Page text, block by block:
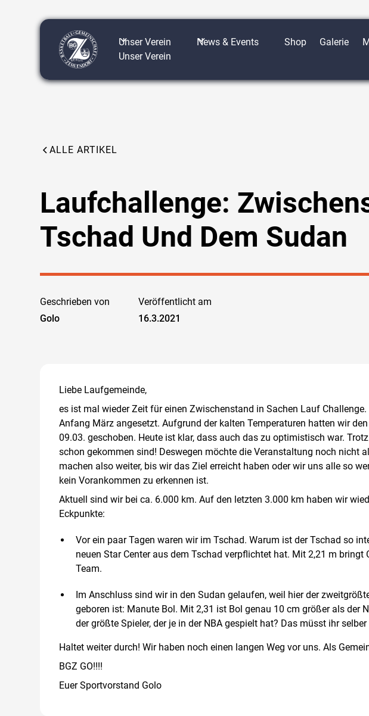
Unser Verein
Unser Verein
News & Events Shop Galerie
ALLE ARTIKEL
Laufchallenge:
Tschad Und Dem Sudan
Geschrieben von
Golo
Veröffentlicht am
16.3.2021
Liebe Laufgemeinde,
es ist mal wieder Zeit für einen Zwischenstand in Sachen Lauf
Anfang März angesetzt. Aufgrund der kalten Temperaturen hatten wir
09.03. geschoben. Heute ist klar, dass auch das zu optimistisch war.
schon gekommen sind! Deswegen möchte die Veranstaltung noch nicht
machen also weiter, bis wir das Ziel erreicht haben oder wir uns alle so
kein Vorankommen zu erkennen ist.
Aktuell sind wir bei ca. 6.000 km. Auf den letzten 3.000 km haben wir
Eckpunkte:
Vor ein paar Tagen waren wir im Tschad. Warum ist der Tschad so
neuen Star Center aus dem Tschad verpflichtet hat. Mit 2,21 m bringt
Team.
Im Anschluss sind wir in den Sudan gelaufen, weil hier der
geboren ist: Manute Bol. Mit 2,31 ist Bol genau 10 cm größer als der
der größte Spieler, der je in der NBA gespielt hat? Das müsst ihr
Haltet weiter durch! Wir haben noch einen langen Weg vor uns. Als
BGZ GO!!!!
Euer Sportvorstand Golo